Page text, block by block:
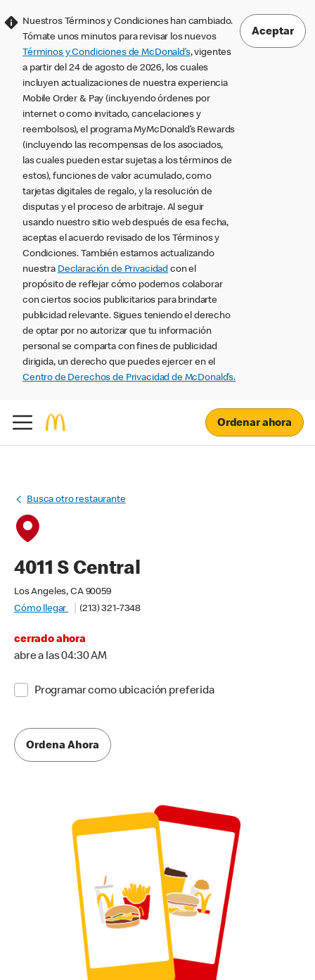
Nuestros Términos y Condiciones han cambiado.
Tómate unos minutos para revisar los nuevos
Términos y Condiciones de McDonald’s, vigentes
a partir del 24 de agosto de 2026, los cuales
incluyen actualizaciones de nuestra experiencia
Mobile Order & Pay (incluyendo órdenes por
internet o como invitado, cancelaciones y
reembolsos), el programa MyMcDonald’s Rewards
(incluyendo las recompensas de los asociados,
las cuales pueden estar sujetas a los términos de
estos), funciones de valor acumulado, como
tarjetas digitales de regalo, y la resolución de
disputas y el proceso de arbitraje. Al seguir
usando nuestro sitio web después de esa fecha,
aceptas el acuerdo revisado de los Términos y
Condiciones. También estamos actualizando
nuestra Declaración de Privacidad con el
propósito de reflejar cómo podemos colaborar
con ciertos socios publicitarios para brindarte
publicidad relevante. Sigues teniendo el derecho
de optar por no autorizar que tu información
personal se comparta con fines de publicidad
dirigida, un derecho que puedes ejercer en el
Centro de Derechos de Privacidad de McDonald’s.
Aceptar
Ordenar ahora
Busca otro restaurante
4011 S Central
Los Angeles, CA 90059
Cómo llegar
(213) 321-7348
cerrado ahora
abre a las 04:30 AM
Programar como ubicación preferida
Ordena Ahora